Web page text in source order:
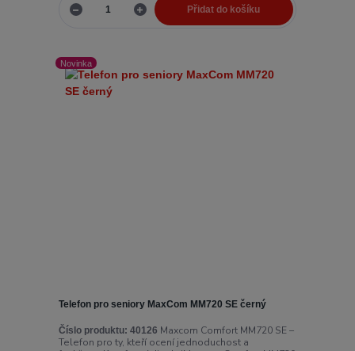
Přidat do košíku
Novinka
Telefon pro seniory MaxCom MM720 SE černý
Číslo produktu: 40126 Maxcom Comfort MM720 SE –
Telefon pro ty, kteří ocení jednoduchost a